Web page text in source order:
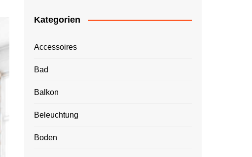
Kategorien
Accessoires
Bad
Balkon
Beleuchtung
Boden